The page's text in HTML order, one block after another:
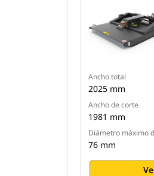
Ancho total
2025 mm
Ancho de corte
1981 mm
Diámetro máximo
76 mm